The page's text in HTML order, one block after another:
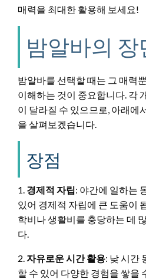
매력을 최대한 활용해 보세요!
밤알바의 장
밤알바를 선택할 때는 그 매력
이해하는 것이 중요합니다. 각
이 달라질 수 있으므로, 아래에
을 살펴보겠습니다.
장점
1. 경제적 자립: 야간에 일하는
있어 경제적 자립에 큰 도움이
학비나 생활비를 충당하는 데
다.
2. 자유로운 시간 활용: 낮 시간
할 수 있어 다양한 경험을 쌓을